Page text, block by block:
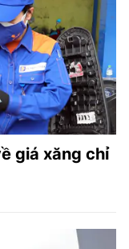
giá xăng chỉ